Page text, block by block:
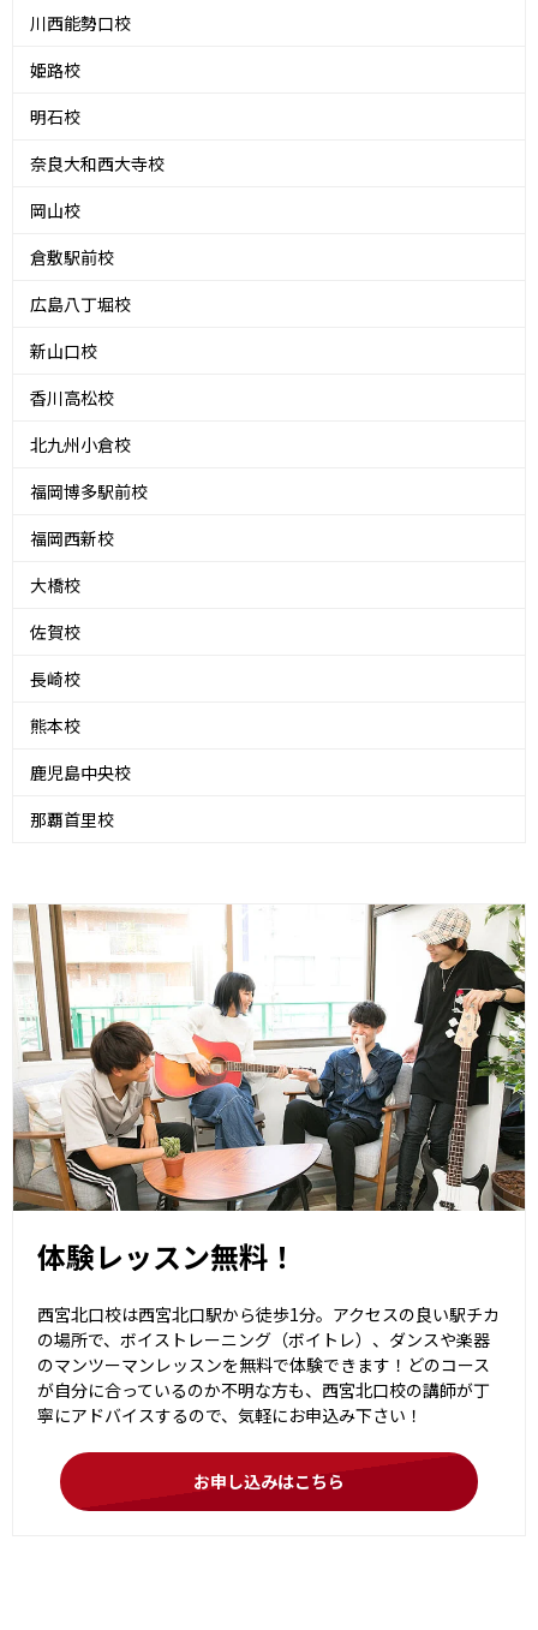
川西能勢口校
姫路校
明石校
奈良大和西大寺校
岡山校
倉敷駅前校
広島八丁堀校
新山口校
香川高松校
北九州小倉校
福岡博多駅前校
福岡西新校
大橋校
佐賀校
長崎校
熊本校
鹿児島中央校
那覇首里校
体験レッスン無料！
西宮北口校は西宮北口駅から徒歩1分。アクセスの良い駅チカ
の場所で、ボイストレーニング（ボイトレ）、ダンスや楽器
のマンツーマンレッスンを無料で体験できます！どのコース
が自分に合っているのか不明な方も、西宮北口校の講師が丁
寧にアドバイスするので、気軽にお申込み下さい！
お申し込みはこちら